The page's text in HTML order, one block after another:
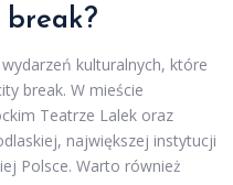
kulturalnych, które
break. W mieście
Teatrze Lalek oraz
największej instytucji
Polsce. Warto również